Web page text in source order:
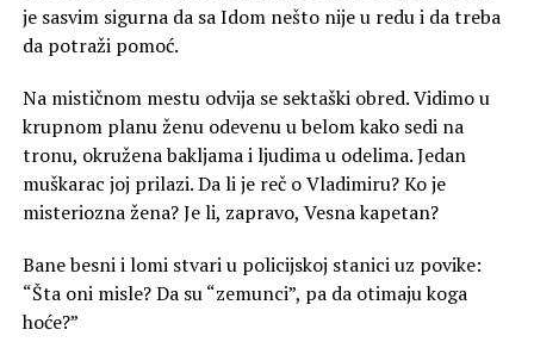
je sasvim sigurna da sa Idom nešto nije u redu i da treba
da potraži pomoć.
Na mističnom mestu odvija se sektaški obred. Vidimo u
krupnom planu ženu odevenu u belom kako sedi na
tronu, okružena bakljama i ljudima u odelima. Jedan
muškarac joj prilazi. Da li je reč o Vladimiru? Ko je
misteriozna žena? Je li, zapravo, Vesna kapetan?
Bane besni i lomi stvari u policijskoj stanici uz povike:
“Šta oni misle? Da su “zemunci”, pa da otimaju koga
hoće?”